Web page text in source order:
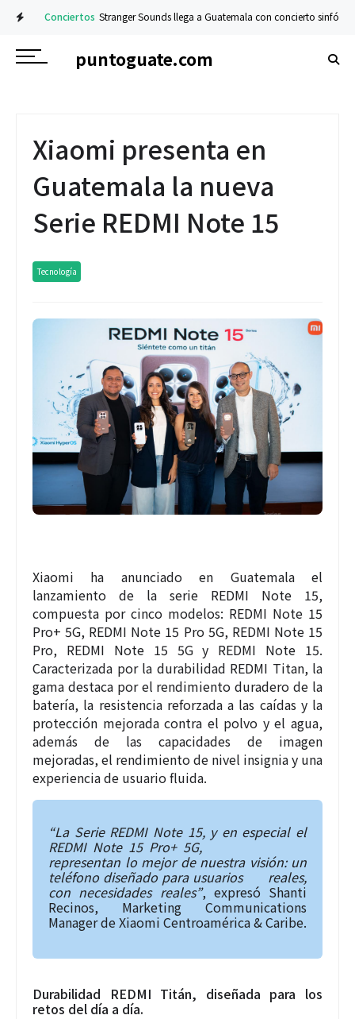
Conciertos Stranger Sounds llega a Guatemala con concierto sinfónico
puntoguate.com
Xiaomi presenta en
Guatemala la nueva
Serie REDMI Note 15
Tecnología
Xiaomi ha anunciado en Guatemala el
lanzamiento de la serie REDMI Note 15,
compuesta por cinco modelos: REDMI Note 15
Pro+ 5G, REDMI Note 15 Pro 5G, REDMI Note 15
Pro, REDMI Note 15 5G y REDMI Note 15.
Caracterizada por la durabilidad REDMI Titan, la
gama destaca por el rendimiento duradero de la
batería, la resistencia reforzada a las caídas y la
protección mejorada contra el polvo y el agua,
además de las capacidades de imagen
mejoradas, el rendimiento de nivel insignia y una
experiencia de usuario fluida.
“La Serie REDMI Note 15, y en especial el
REDMI Note 15 Pro+ 5G,
representan lo mejor de nuestra visión: un
teléfono diseñado para usuarios reales,
con necesidades reales”, expresó Shanti
Recinos, Marketing Communications
Manager de Xiaomi Centroamérica & Caribe.
Durabilidad REDMI Titán, diseñada para los
retos del día a día.